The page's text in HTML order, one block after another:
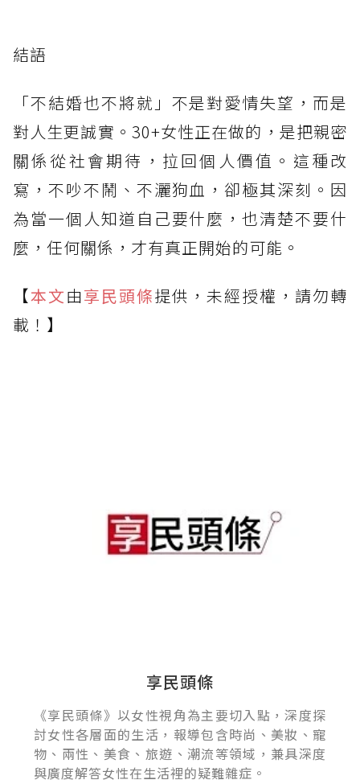
結語
「不結婚也不將就」不是對愛情失望，而是
對人生更誠實。30+女性正在做的，是把親密
關係從社會期待，拉回個人價值。這種改
寫，不吵不鬧、不灑狗血，卻極其深刻。因
為當一個人知道自己要什麼，也清楚不要什
麼，任何關係，才有真正開始的可能。
【本文由享民頭條提供，未經授權，請勿轉
載！】
享民頭條
《享民頭條》以女性視角為主要切入點，深度探
討女性各層面的生活，報導包含時尚、美妝、寵
物、兩性、美食、旅遊、潮流等領域，兼具深度
與廣度解答女性在生活裡的疑難雜症。